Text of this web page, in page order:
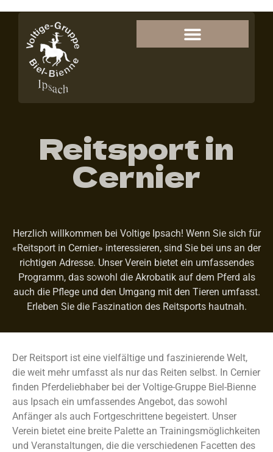
Reitsport in
Cernier
Herzlich willkommen bei Voltige Ipsach! Wenn Sie sich für
«Reitsport in Cernier» interessieren, sind Sie bei uns an der
richtigen Adresse. Unser Verein bietet ein umfassendes
Programm, das sowohl die Akrobatik auf dem Pferd als
auch die Pflege und den Umgang mit den Tieren umfasst.
Erleben Sie die Faszination des Reitsports hautnah.
Der Reitsport ist eine vielfältige und faszinierende Welt,
die weit mehr umfasst als nur das Reiten selbst. In Cernier
finden Pferdeliebhaber bei der Voltige-Gruppe Biel-Bienne
aus Ipsach ein umfassendes Angebot, das sowohl
Anfänger als auch Fortgeschrittene begeistert. Unser
Verein bietet eine breite Palette an Trainingsmöglichkeiten
und Veranstaltungen, die die verschiedenen Facetten des